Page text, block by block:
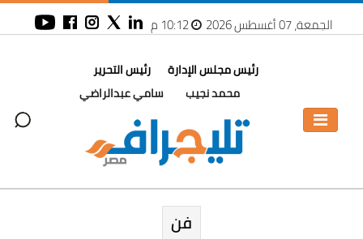
الجمعة، 07 أغسطس 2026 10:12 م
رئيس مجلس الإدارة
محمد نجيب
رئيس التحرير
سامي عبدالراضي
فن